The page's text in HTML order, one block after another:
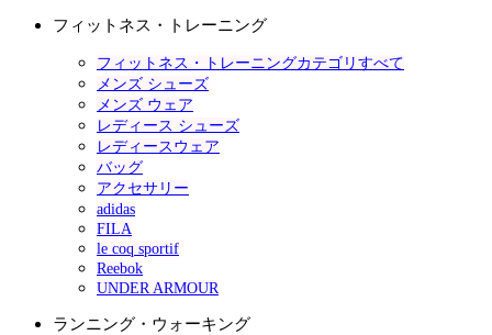
フィットネス・トレーニング
フィットネス・トレーニングカテゴリすべて
メンズ シューズ
メンズ ウェア
レディース シューズ
レディースウェア
バッグ
アクセサリー
adidas
FILA
le coq sportif
Reebok
UNDER ARMOUR
ランニング・ウォーキング